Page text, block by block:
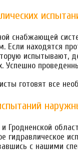
снабжающей
находятся
испытывают,
Успешно
готовят все
Гродненской
гидравлическое
с нашими